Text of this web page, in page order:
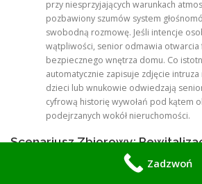
przy niesprzyjających warunkach
pozbawiony szumów system
swobodną rozmowę. Jeśli intencje
wątpliwości, senior odmawia otwarcia
bezpiecznego wnętrza domu. Co
automatycznie zapisuje zdjęcie intruza
dzieci lub wnukowie odwiedzają
cyfrową historię wywołań pod kątem
podejrzanych wokół nieruchomości.
Scenariusz Zbiorowy:
w Budownictwie
Zadzwoń